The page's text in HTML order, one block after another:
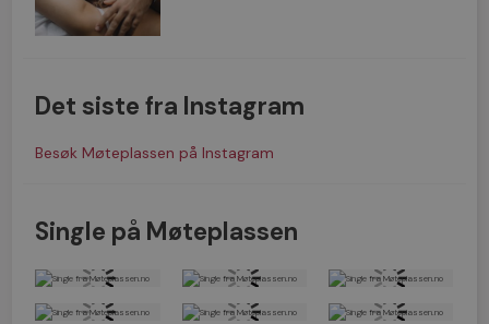
Det siste fra Instagram
Besøk Møteplassen på Instagram
Single på Møteplassen